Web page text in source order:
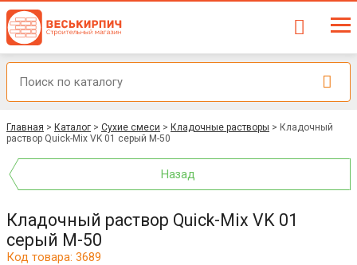
Главная > Каталог > Сухие смеси > Кладочные растворы > Кладочный
раствор Quick-Mix VK 01 серый М-50
Назад
Кладочный раствор Quick-Mix VK 01
серый М-50
Код товара: 3689